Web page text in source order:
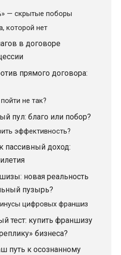
— скрытые поборы
которой нет
в договоре
прямого договора:
не так?
пул: благо или побор?
эффективность?
пассивный доход:
новая реальность
пузырь?
цифровых франшиз
тест: купить франшизу
бизнеса?
путь к осознанному